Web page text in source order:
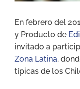
En febrero del
y Producto de
invitado a
Zona Latina,
típicas de los